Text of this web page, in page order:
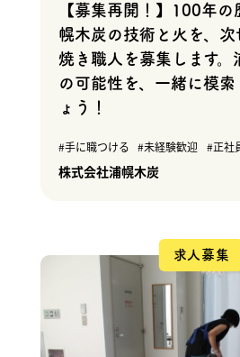
【募集再開！】100年の
幌木炭の技術と火を、次
焼き職人を募集します。
の可能性を、一緒に模索
ょう！
手に職つける 未経験歓迎 正社
株式会社浦幌木炭
求人募集